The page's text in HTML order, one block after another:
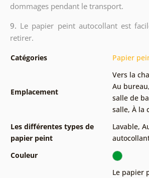
dommages pendant le transport.
9. Le papier peint autocollant est
retirer.
Catégories Papier
Emplacement
Vers la
Au bureau,
salle de
salle, À la
Les différentes types de
papier peint
Lavable,
Couleur
Le papier